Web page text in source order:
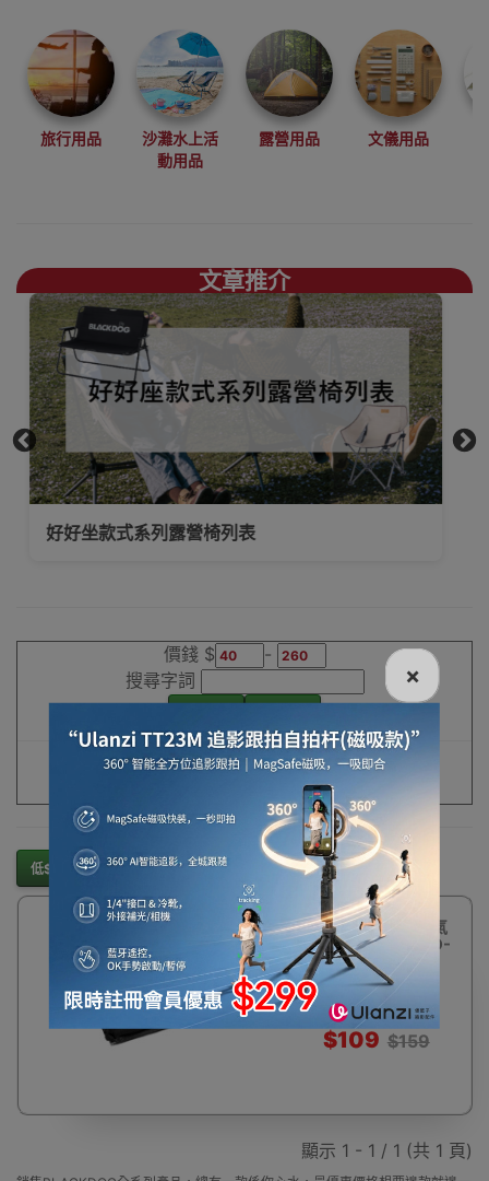
為你帶來全黑露
營感受
而BLACKDOG推
出了多款全黑互
外露營用品，為
露營人士帶來耳
旅行用品
沙灘水上活
動用品
露營用品 文儀用品
文章推介
夏日熱辣辣有咩睡袋好選擇，購買小貼士及推薦
價錢 $
-
搜尋字詞
重設條件 篩選
低$排起 高$排起
31%
OFF
Blackdog 自動充氣
12cm加厚枕頭 (BD-
CQZ001)
$109 $159
顯示 1 - 1 / 1 (共 1 頁)
×